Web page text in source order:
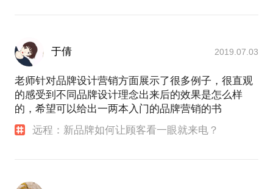
于倩 2019.07.03
老师针对品牌设计营销方面展示了很多例子，很直观
的感受到不同品牌设计理念出来后的效果是怎么样
的，希望可以给出一两本入门的品牌营销的书
远程：新品牌如何让顾客看一眼就来电？